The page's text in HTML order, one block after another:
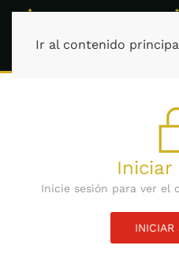
Ir al contenido
Iniciar
Inicie sesión para ver el
INICIAR